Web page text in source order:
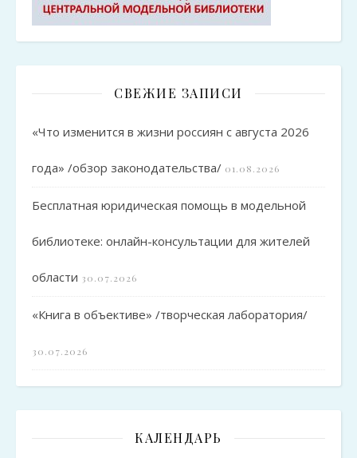
СВЕЖИЕ ЗАПИСИ
«Что изменится в жизни россиян с августа 2026
года» /обзор законодательства/ 01.08.2026
Бесплатная юридическая помощь в модельной
библиотеке: онлайн-консультации для жителей
области 30.07.2026
«Книга в объективе» /творческая лаборатория/
30.07.2026
КАЛЕНДАРЬ